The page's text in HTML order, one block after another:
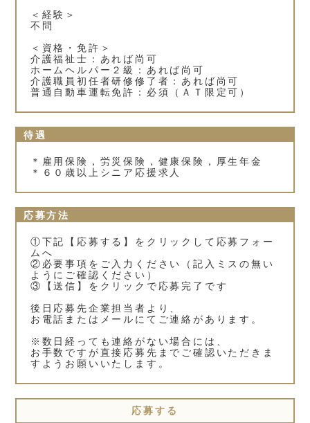
＜経験＞
不問
＜資格・免許＞
介護福祉士：あれば尚可
ホームヘルパー２級：あれば尚可
介護職員初任者研修修了者：あれば尚可
普通自動車運転免許：必須（ＡＴ限定可）
待遇
＊雇用保険，労災保険，健康保険，厚生年金
＊６０歳以上シニア応援求人
応募方法
①下記【応募する】をクリックして応募フォー
ムへ
②必要事項をご入力ください（記入ミスの無い
ようにご確認ください）
③【送信】をクリックで応募完了です
後日応募先企業担当者より、
お電話またはメールにてご連絡があります。
※数日経っても連絡がない場合には、
お手数ですが直接応募先までご確認いただきま
すようお願いいたします。
応募する